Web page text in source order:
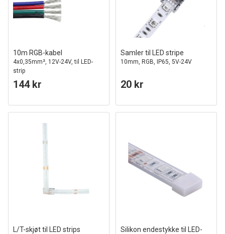
10m RGB-kabel
4x0,35mm², 12V-24V, til LED-
strip
144 kr
Samler til LED stripe
10mm, RGB, IP65, 5V-24V
20 kr
L/T-skjøt til LED strips
Silikon endestykke til LED-